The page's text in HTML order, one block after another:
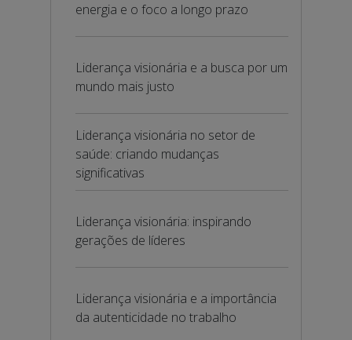
energia e o foco a longo prazo
Liderança visionária e a busca por um
mundo mais justo
Liderança visionária no setor de
saúde: criando mudanças
significativas
Liderança visionária: inspirando
gerações de líderes
Liderança visionária e a importância
da autenticidade no trabalho